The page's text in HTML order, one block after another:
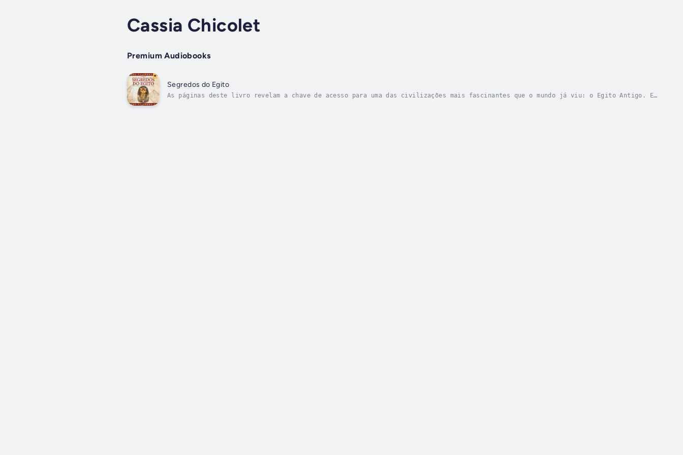
Cassia Chicolet
Premium Audiobooks
Segredos do Egito
As páginas deste livro revelam a chave de acesso para uma das civilizações mais fascinantes que o mundo já viu: o Egito Antigo. Em